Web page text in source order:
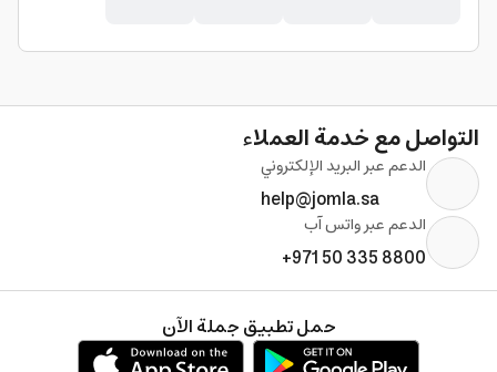
التواصل مع خدمة العملاء
الدعم عبر البريد الإلكتروني
help@jomla.sa
الدعم عبر واتس آب
+971 50 335 8800
حمل تطبيق جملة الآن